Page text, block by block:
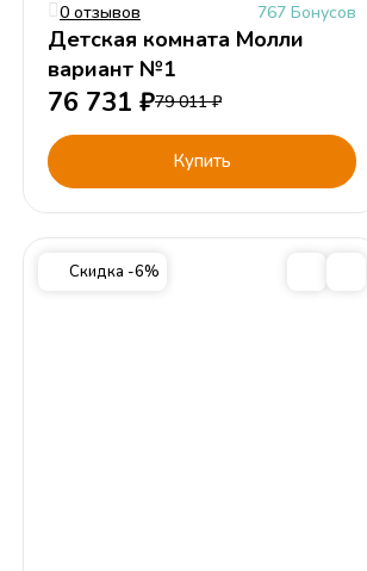
0 отзывов 767 Бонусов
Детская комната Молли
вариант №1
76 731 ₽79 011₽
Купить
Скидка -6%